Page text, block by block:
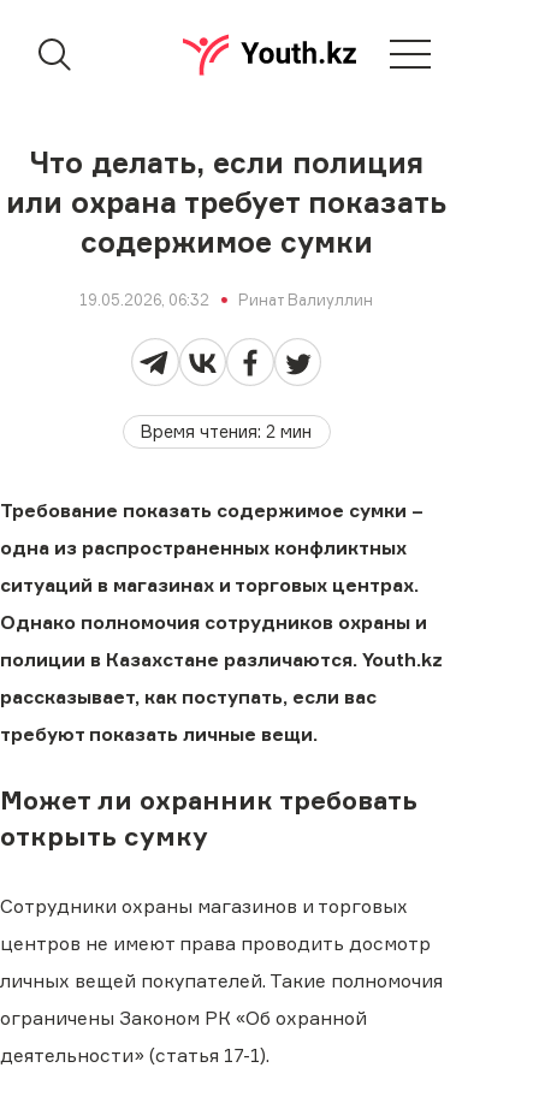
Что делать, если полиция
или охрана требует показать
содержимое сумки
19.05.2026, 06:32 Ринат Валиуллин
Время чтения:2 мин
Требование показать содержимое сумки –
одна из распространенных конфликтных
ситуаций в магазинах и торговых центрах.
Однако полномочия сотрудников охраны и
полиции в Казахстане различаются. Youth.kz
рассказывает, как поступать, если вас
требуют показать личные вещи.
Может ли охранник требовать
открыть сумку
Сотрудники охраны магазинов и торговых
центров не имеют права проводить досмотр
личных вещей покупателей. Такие полномочия
ограничены Законом РК «Об охранной
деятельности» (статья 17-1).